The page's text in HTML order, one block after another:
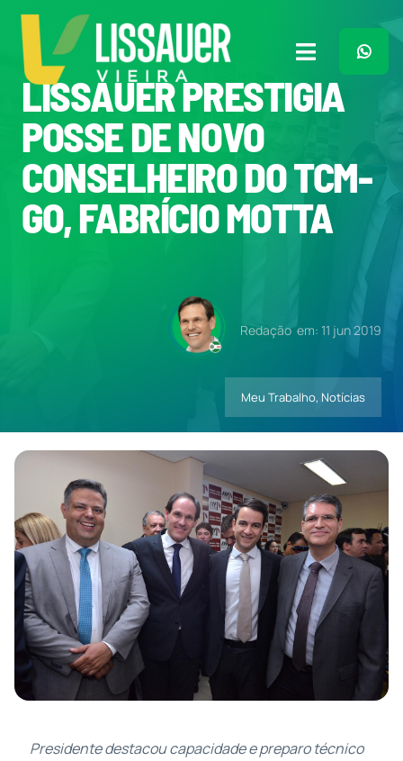
para
conteúdo
Toggle
Navigation
Home
Plano de Governo
Meu Trabalho
LISSAUER PRESTIGIA
POSSE DE NOVO
CONSELHEIRO DO TCM-
GO, FABRÍCIO MOTTA
Redação em: 11 jun 2019
Meu Trabalho, Notícias
Presidente destacou capacidade e preparo técnico